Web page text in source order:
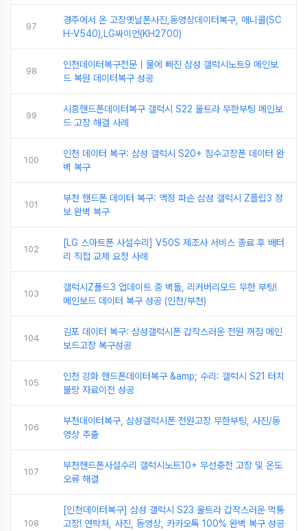
97
경주에서 온 고장옛날폰사진,동영상데이터복구, 애니콜(SC
H-V540),LG싸이언(KH2700)
98
인천데이터복구전문｜물에 빠진 삼성 갤럭시노트9 메인보
드 복원 데이터복구 성공
99
시흥핸드폰데이터복구 갤럭시 S22 울트라 무한부팅 메인보
드 고장 해결 사례
100
인천 데이터 복구: 삼성 갤럭시 S20+ 침수고장폰 데이터 완
벽 복구
101
부천 핸드폰 데이터 복구: 액정 파손 삼성 갤럭시 Z플립3 정
보 완벽 복구
102
[LG 스마트폰 사설수리] V50S 제조사 서비스 종료 후 배터
리 직접 교체 요청 사례
103
갤럭시Z폴드3 업데이트 중 벽돌, 리커버리모드 무한 부팅!
메인보드 데이터 복구 성공 (인천/부천)
104
김포 데이터 복구: 삼성갤럭시폰 갑작스러운 전원 꺼짐 메인
보드고장 복구성공
105
인천 강화 핸드폰데이터복구 &amp; 수리: 갤럭시 S21 터치
불량 자료이전 성공
106
부천데이터복구, 삼성갤럭시폰 전원고장 무한부팅, 사진/동
영상 추출
107
부천핸드폰사설수리 갤럭시노트10+ 무선충전 고장 및 온도
오류 해결
108
[인천데이터복구] 삼성 갤럭시 S23 울트라 갑작스러운 먹통
고장! 연락처, 사진, 동영상, 카카오톡 100% 완벽 복구 성공